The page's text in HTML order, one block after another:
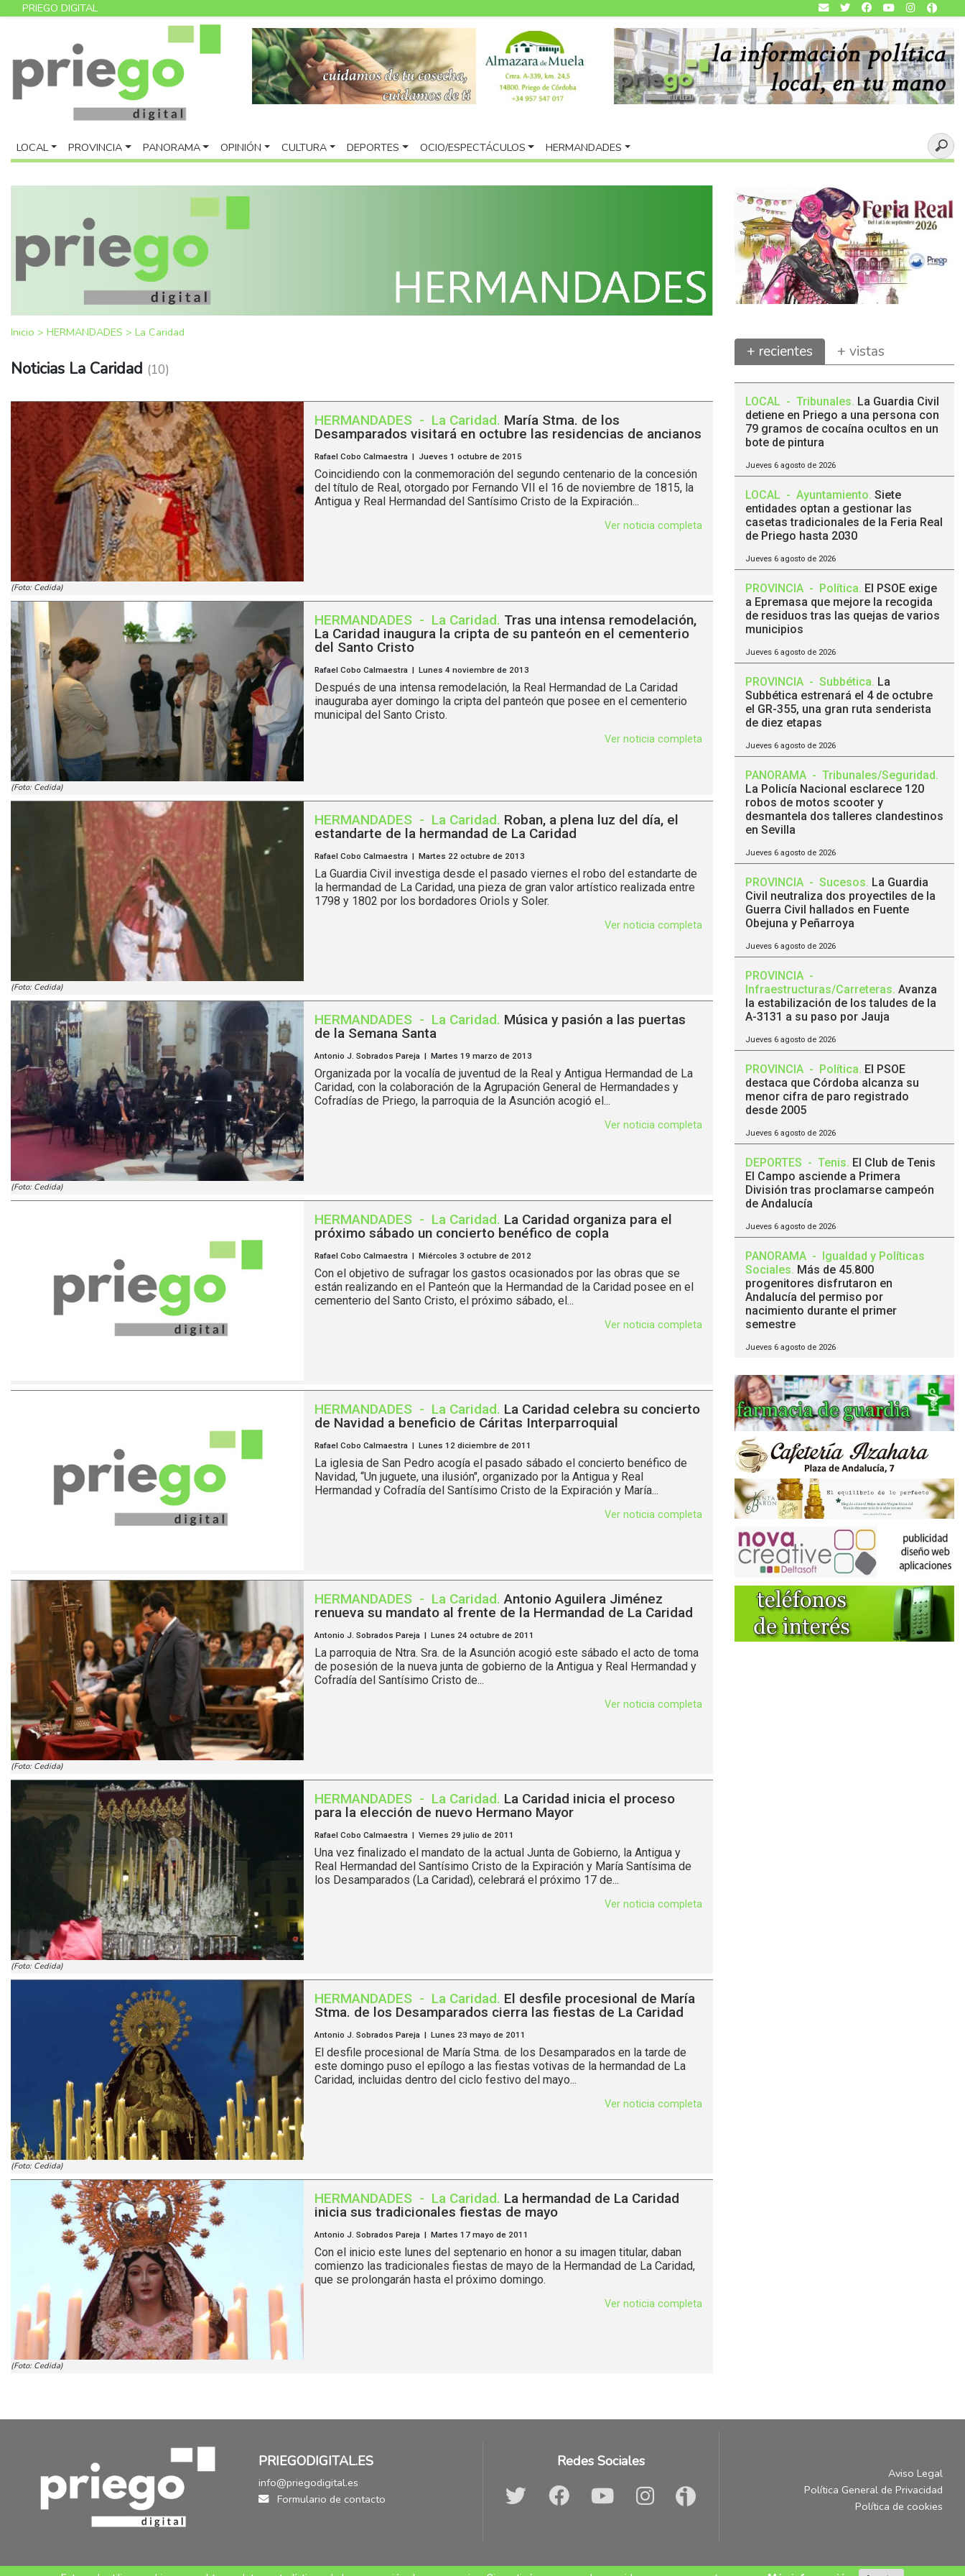
PRIEGO DIGITAL
LOCAL PROVINCIA PANORAMA OPINIÓN CULTURA DEPORTES OCIO/ESPECTÁCULOS HERMANDADES
Inicio > HERMANDADES > La Caridad
Noticias La Caridad (10)
(Foto: Cedida)
HERMANDADES - La Caridad. María Stma. de los
Desamparados visitará en octubre las residencias de ancianos
Rafael Cobo Calmaestra | Jueves 1 octubre de 2015
Coincidiendo con la conmemoración del segundo centenario de la concesión
del título de Real, otorgado por Fernando VII el 16 de noviembre de 1815, la
Antigua y Real Hermandad del Santísimo Cristo de la Expiración...
Ver noticia completa
(Foto: Cedida)
HERMANDADES - La Caridad. Tras una intensa remodelación,
La Caridad inaugura la cripta de su panteón en el cementerio
del Santo Cristo
Rafael Cobo Calmaestra | Lunes 4 noviembre de 2013
Después de una intensa remodelación, la Real Hermandad de La Caridad
inauguraba ayer domingo la cripta del panteón que posee en el cementerio
municipal del Santo Cristo.
Ver noticia completa
(Foto: Cedida)
HERMANDADES - La Caridad. Roban, a plena luz del día, el
estandarte de la hermandad de La Caridad
Rafael Cobo Calmaestra | Martes 22 octubre de 2013
La Guardia Civil investiga desde el pasado viernes el robo del estandarte de
la hermandad de La Caridad, una pieza de gran valor artístico realizada entre
1798 y 1802 por los bordadores Oriols y Soler.
Ver noticia completa
(Foto: Cedida)
HERMANDADES - La Caridad. Música y pasión a las puertas
de la Semana Santa
Antonio J. Sobrados Pareja | Martes 19 marzo de 2013
Organizada por la vocalía de juventud de la Real y Antigua Hermandad de La
Caridad, con la colaboración de la Agrupación General de Hermandades y
Cofradías de Priego, la parroquia de la Asunción acogió el...
Ver noticia completa
HERMANDADES - La Caridad. La Caridad organiza para el
próximo sábado un concierto benéfico de copla
Rafael Cobo Calmaestra | Miércoles 3 octubre de 2012
Con el objetivo de sufragar los gastos ocasionados por las obras que se
están realizando en el Panteón que la Hermandad de la Caridad posee en el
cementerio del Santo Cristo, el próximo sábado, el...
Ver noticia completa
HERMANDADES - La Caridad. La Caridad celebra su concierto
de Navidad a beneficio de Cáritas Interparroquial
Rafael Cobo Calmaestra | Lunes 12 diciembre de 2011
La iglesia de San Pedro acogía el pasado sábado el concierto benéfico de
Navidad, “Un juguete, una ilusión", organizado por la Antigua y Real
Hermandad y Cofradía del Santísimo Cristo de la Expiración y María...
Ver noticia completa
(Foto: Cedida)
HERMANDADES - La Caridad. Antonio Aguilera Jiménez
renueva su mandato al frente de la Hermandad de La Caridad
Antonio J. Sobrados Pareja | Lunes 24 octubre de 2011
La parroquia de Ntra. Sra. de la Asunción acogió este sábado el acto de toma
de posesión de la nueva junta de gobierno de la Antigua y Real Hermandad y
Cofradía del Santísimo Cristo de...
Ver noticia completa
(Foto: Cedida)
HERMANDADES - La Caridad. La Caridad inicia el proceso
para la elección de nuevo Hermano Mayor
Rafael Cobo Calmaestra | Viernes 29 julio de 2011
Una vez finalizado el mandato de la actual Junta de Gobierno, la Antigua y
Real Hermandad del Santísimo Cristo de la Expiración y María Santísima de
los Desamparados (La Caridad), celebrará el próximo 17 de...
Ver noticia completa
(Foto: Cedida)
HERMANDADES - La Caridad. El desfile procesional de María
Stma. de los Desamparados cierra las fiestas de La Caridad
Antonio J. Sobrados Pareja | Lunes 23 mayo de 2011
El desfile procesional de María Stma. de los Desamparados en la tarde de
este domingo puso el epílogo a las fiestas votivas de la hermandad de La
Caridad, incluidas dentro del ciclo festivo del mayo...
Ver noticia completa
(Foto: Cedida)
HERMANDADES - La Caridad. La hermandad de La Caridad
inicia sus tradicionales fiestas de mayo
Antonio J. Sobrados Pareja | Martes 17 mayo de 2011
Con el inicio este lunes del septenario en honor a su imagen titular, daban
comienzo las tradicionales fiestas de mayo de la Hermandad de La Caridad,
que se prolongarán hasta el próximo domingo.
Ver noticia completa
+ recientes + vistas
LOCAL - Tribunales. La Guardia Civil
detiene en Priego a una persona con
79 gramos de cocaína ocultos en un
bote de pintura
Jueves 6 agosto de 2026
LOCAL - Ayuntamiento. Siete
entidades optan a gestionar las
casetas tradicionales de la Feria Real
de Priego hasta 2030
Jueves 6 agosto de 2026
PROVINCIA - Política. El PSOE exige
a Epremasa que mejore la recogida
de residuos tras las quejas de varios
municipios
Jueves 6 agosto de 2026
PROVINCIA - Subbética. La
Subbética estrenará el 4 de octubre
el GR-355, una gran ruta senderista
de diez etapas
Jueves 6 agosto de 2026
PANORAMA - Tribunales/Seguridad.
La Policía Nacional esclarece 120
robos de motos scooter y
desmantela dos talleres clandestinos
en Sevilla
Jueves 6 agosto de 2026
PROVINCIA - Sucesos. La Guardia
Civil neutraliza dos proyectiles de la
Guerra Civil hallados en Fuente
Obejuna y Peñarroya
Jueves 6 agosto de 2026
PROVINCIA -
Infraestructuras/Carreteras. Avanza
la estabilización de los taludes de la
A-3131 a su paso por Jauja
Jueves 6 agosto de 2026
PROVINCIA - Política. El PSOE
destaca que Córdoba alcanza su
menor cifra de paro registrado
desde 2005
Jueves 6 agosto de 2026
DEPORTES - Tenis. El Club de Tenis
El Campo asciende a Primera
División tras proclamarse campeón
de Andalucía
Jueves 6 agosto de 2026
PANORAMA -
Igualdad y Políticas
Sociales. Más de 45.800
progenitores disfrutaron en
Andalucía del permiso por
nacimiento durante el primer
semestre
Jueves 6 agosto de 2026
PRIEGODIGITAL.ES
info@priegodigital.es
Formulario de contacto
Redes Sociales
Aviso Legal
Política General de Privacidad
Política de cookies
© A.R. Comunicación e Imagen C.B.